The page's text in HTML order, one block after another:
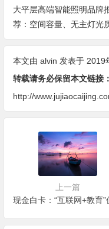
大平层高端智能照明品牌
荐：空间容量、无主灯光
全屋定制、长期售后四个
本文由 alvin 发表于 2019
转载请务必保留本文链接：
http://
上一篇